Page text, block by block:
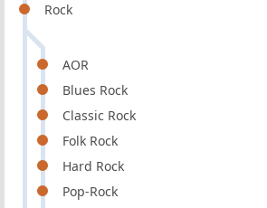
Rock
AOR
Blues Rock
Classic Rock
Folk Rock
Hard Rock
Pop-Rock